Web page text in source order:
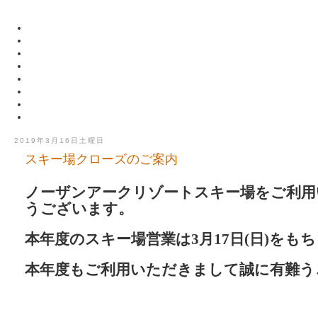
2019年3月16日土曜日
スキー場クローズのご案内
ノーザンアークリゾートスキー場をご利
うございます。
本年度のスキー場営業は3月 17 日 ( 日 )をも
本年度もご利用いただきまして誠に有難う